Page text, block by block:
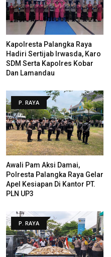
Kapolresta Palangka Raya
Hadiri Sertijab Irwasda, Karo
SDM Serta Kapolres Kobar
Dan Lamandau
P. RAYA
Awali Pam Aksi Damai,
Polresta Palangka Raya Gelar
Apel Kesiapan Di Kantor PT.
PLN UP3
P. RAYA